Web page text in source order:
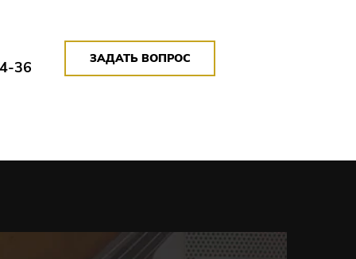
36 ЗАДАТЬ ВОПРОС